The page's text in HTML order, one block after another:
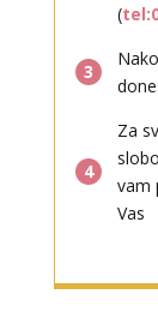
(
3
4
Za
vam
Vas